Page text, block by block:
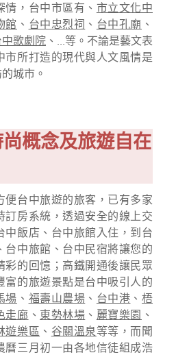
，台中市區有、 市立文化中
館 、 台中忠烈祠 、 台中孔廟 、
中歌劇院 、...等。不論是藝文表
市所打造的現代與人文風情是
城市。
概念及旅遊自在
便台中旅遊的旅客，已有多家
訂房系統，透過安全的線上交
中飯店、台中旅館入住，到台
台中旅館、台中民宿將讓您的
彩的回憶；高鐵開通後讓民眾
富的旅遊景點是台中吸引人的
場 、 福壽山農場 、 台中港 、梧
走廊 、 東勢林場 、 麗寶樂園 、
遊樂區 、 谷關溫泉等等，而聞
曆三月初一由各地信徒組成浩